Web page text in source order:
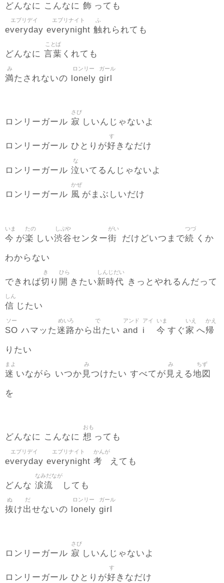
どんなに こんなに 飾 っても
everyday
エブリデイ
everynight
エブリナイト
触
ふ
れられても
どんなに 言葉
ことば
くれても
満
み
たされないの lonely
ロンリー
girl
ガール
ロンリーガール 寂
さび
しいんじゃないよ
ロンリーガール ひとりが好
す
きなだけ
ロンリーガール 泣
な
いてるんじゃないよ
ロンリーガール 風
かぜ
がまぶしいだけ
今
いま
が楽
たの
しい渋谷
しぶや
センター街
がい
だけどいつまで続
つづ
くか
わからない
できれば切
き
り 開
ひら
きたい新時代
しんじだい
きっとやれるんだって
信
しん
じたい
SO
ソー
ハマッた迷路
めいろ
から 出
で
たい and
アンド
i
アイ
今
いま
すぐ 家
いえ
へ帰
かえ
りたい
迷
まよ
いながら いつか 見
み
つけたい すべてが 見
み
える地図
ちず
を
どんなに こんなに 想
おも
っても
everyday
エブリデイ
everynight
エブリナイト
考
かんが
えても
どんな 涙流
なみだなが
しても
抜
ぬ
け出
だ
せないの lonely
ロンリー
girl
ガール
ロンリーガール 寂
さび
しいんじゃないよ
ロンリーガール ひとりが好
す
きなだけ